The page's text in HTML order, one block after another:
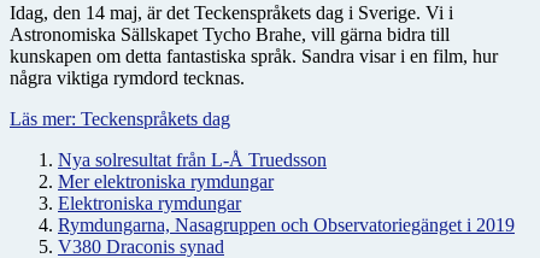
Idag, den 14 maj, är det Teckenspråkets dag i Sverige. Vi i
Astronomiska Sällskapet Tycho Brahe, vill gärna bidra till
kunskapen om detta fantastiska språk. Sandra visar i en film, hur
några viktiga rymdord tecknas.
Läs mer: Teckenspråkets dag
Nya solresultat från L-Å Truedsson
Mer elektroniska rymdungar
Elektroniska rymdungar
Rymdungarna, Nasagruppen och Observatoriegänget i 2019
V380 Draconis synad